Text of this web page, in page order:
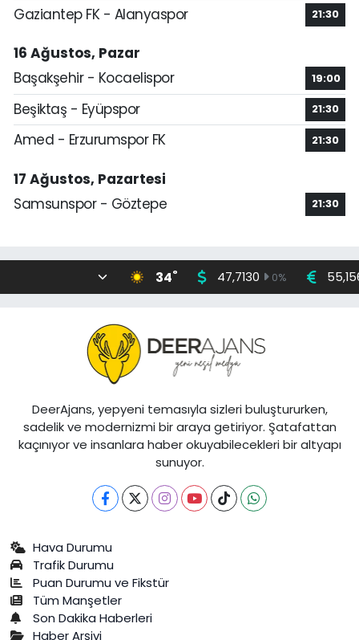
Gaziantep FK - Alanyaspor 21:30
16 Ağustos, Pazar
Başakşehir - Kocaelispor
19:00
Beşiktaş - Eyüpspor 21:30
Amed - Erzurumspor FK 21:30
17 Ağustos, Pazartesi
Samsunspor - Göztepe
21:30
34° 47,7130 0%
DeerAjans, yepyeni temasıyla sizleri buluştururken,
sadelik ve modernizmi bir araya getiriyor. Şatafattan
kaçınıyor ve insanlara haber okuyabilecekleri bir altyapı
sunuyor.
Hava Durumu
Trafik Durumu
Puan Durumu ve Fikstür
Tüm Manşetler
Son Dakika Haberleri
Haber Arşivi